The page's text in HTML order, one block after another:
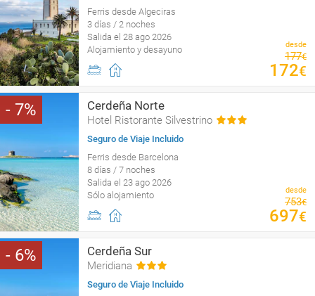
Ferris desde Algeciras
3 días / 2 noches
Salida el 28 ago 2026
Alojamiento y desayuno
desde
177€
172€
7 Cerdeña Norte
Hotel Ristorante Silvestrino
Seguro de Viaje Incluido
Ferris desde Barcelona
8 días / 7 noches
Salida el 23 ago 2026
Sólo alojamiento
desde
753€
697€
6 Cerdeña Sur
Meridiana
Seguro de Viaje Incluido